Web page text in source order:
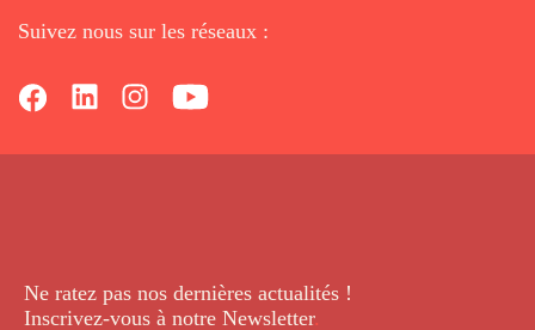
Suivez nous sur les réseaux :
Ne ratez pas nos dernières actualités !
Inscrivez-vous à notre Newsletter.